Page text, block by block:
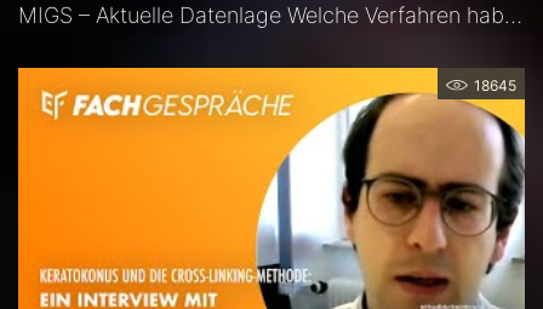
MIGS – Aktuelle Datenlage Welche Verfahren haben das Potenzial zum Goldstandard? — Prof. Fritz Hengerer
18645